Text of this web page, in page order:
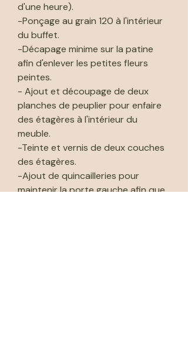
d'une heure).
-Ponçage au grain 120 à l'intérieur
du buffet.
-Décapage minime sur la patine
afin d'enlever les petites fleurs
peintes.
- Ajout et découpage de deux
planches de peuplier pour enfaire
des étagères à l'intérieur du
meuble.
-Teinte et vernis de deux couches
des étagères.
-Ajout de quincailleries pour
maintenir la porte gauche afin que